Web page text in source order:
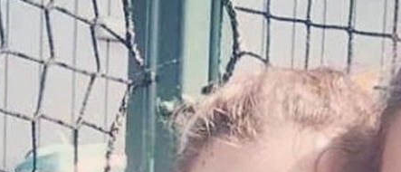
GTA 6
KINGDOM
COME:
DELIVERANCE
GALERIE
CHUCK
NORRIS